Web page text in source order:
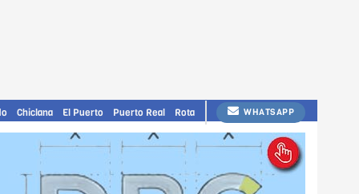
Chiclana El Puerto Puerto Real Rota WHATSAPP